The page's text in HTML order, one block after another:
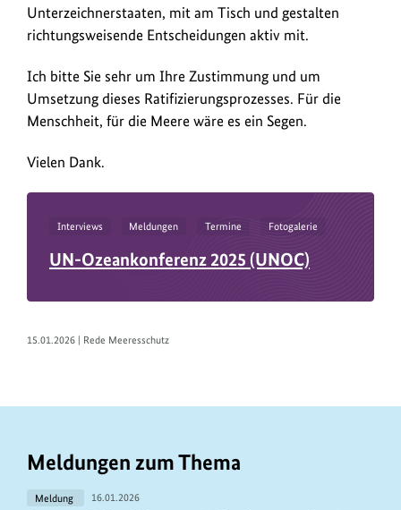
Unterzeichnerstaaten, mit am Tisch und gestalten
richtungsweisende Entscheidungen aktiv mit.
Ich bitte Sie sehr um Ihre Zustimmung und um
Umsetzung dieses Ratifizierungsprozesses. Für die
Menschheit, für die Meere wäre es ein Segen.
Vielen Dank.
Interviews Meldungen Termine Fotogalerie
UN-Ozeankonferenz 2025 (UNOC)
15.01.2026 | Rede Meeresschutz
Meldungen zum Thema
Meldung 16.01.2026